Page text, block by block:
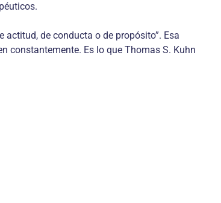
actitud, de conducta o de propósito”. Esa
constantemente. Es lo que Thomas S. Kuhn